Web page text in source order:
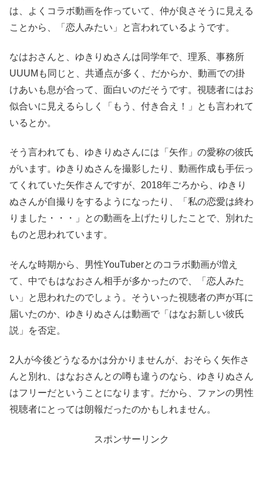
は、よくコラボ動画を作っていて、仲が良さそうに見える
ことから、「恋人みたい」と言われているようです。
なはおさんと、ゆきりぬさんは同学年で、理系、事務所
UUUMも同じと、共通点が多く、だからか、動画での掛
けあいも息が合って、面白いのだそうです。視聴者にはお
似合いに見えるらしく「もう、付き合え！」とも言われて
いるとか。
そう言われても、ゆきりぬさんには「矢作」の愛称の彼氏
がいます。ゆきりぬさんを撮影したり、動画作成も手伝っ
てくれていた矢作さんですが、2018年ごろから、ゆきり
ぬさんが自撮りをするようになったり、「私の恋愛は終わ
りました・・・」との動画を上げたりしたことで、別れた
ものと思われています。
そんな時期から、男性YouTuberとのコラボ動画が増え
て、中でもはなおさん相手が多かったので、「恋人みた
い」と思われたのでしょう。そういった視聴者の声が耳に
届いたのか、ゆきりぬさんは動画で「はなお新しい彼氏
説」を否定。
2人が今後どうなるかは分かりませんが、おそらく矢作さ
んと別れ、はなおさんとの噂も違うのなら、ゆきりぬさん
はフリーだということになります。だから、ファンの男性
視聴者にとっては朗報だったのかもしれません。
スポンサーリンク